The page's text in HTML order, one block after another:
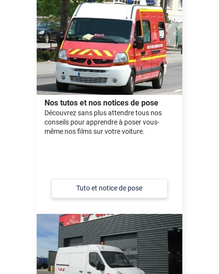
Nos tutos et nos notices de pose
Découvrez sans plus attendre tous nos
conseils pour apprendre à poser vous-
même nos films sur votre voiture.
Tuto et notice de pose